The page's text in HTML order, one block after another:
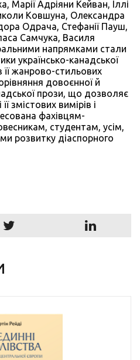
Марії Адріяни Кейван, Іллі
Ковшуна, Олександра
Одрача, Стефанії Пауш,
Самчука, Василя
напрямками стали
українсько-канадської
її жанрово-стильових
довоєнної й
прози, що дозволяє
змістових вимірів і
фахівцям-
студентам, усім,
розвитку діаспорного